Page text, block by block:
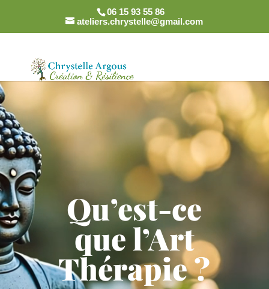
06 15 93 55 86
ateliers.chrystelle@gmail.com
Lecteur
vidéo
Qu’est-ce
que l’Art
Thérapie ?